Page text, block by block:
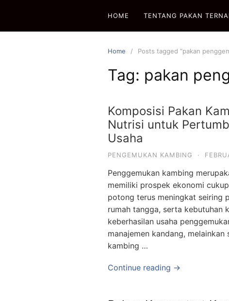
content
HOME TENTANG PAKAN
Home Posts tagged “pakan
Tag: pakan
Komposisi Pakan
Nutrisi untuk
Usaha
PENGEMUKAN KAMBING ·
Penggemukan kambing
memiliki prospek ekonomi
potong terus meningkat seiring
rumah tangga, serta kebutuhan
keberhasilan usaha
manajemen kandang,
kambing …
Continue reading →